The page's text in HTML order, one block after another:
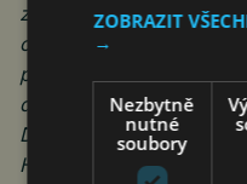
zdravějšího životního
omezování kouření
prostoru. Špindlerův
druhé město v České
Do iniciativy se zapojily
Hora. Projekt podporuje
ZOBRAZIT
→
Nezbytně
nutné
soubory